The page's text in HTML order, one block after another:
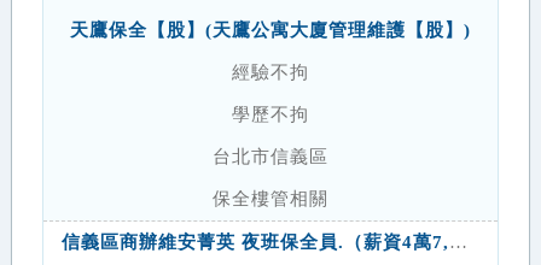
天鷹保全【股】(天鷹公寓大廈管理維護【股】)
經驗不拘
學歷不拘
台北市信義區
保全樓管相關
信義區商辦維安菁英 夜班保全員.（薪資4萬7,休假大7小6.足額投保）